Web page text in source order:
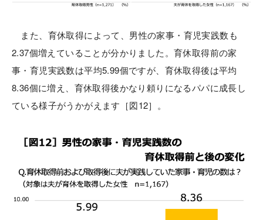
また、育休取得によって、男性の家事・育児実践数も
2.37個増えていることが分かりました。育休取得前の家
事・育児実践数は平均5.99個ですが、育休取得後は平均
8.36個に増え、育休取得後かなり頼りになるパパに成長し
ている様子がうかがえます［図12］。